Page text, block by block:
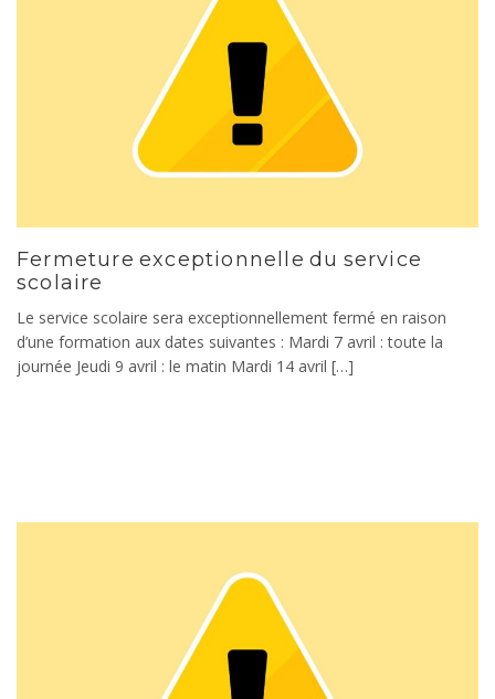
Fermeture exceptionnelle du service
scolaire
Le service scolaire sera exceptionnellement fermé en raison
d’une formation aux dates suivantes : Mardi 7 avril : toute la
journée Jeudi 9 avril : le matin Mardi 14 avril […]